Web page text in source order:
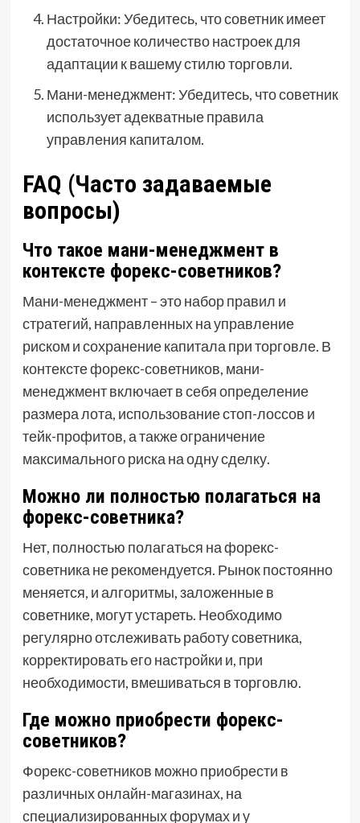
Настройки: Убедитесь, что советник имеет
достаточное количество настроек для
адаптации к вашему стилю торговли.
Мани-менеджмент: Убедитесь, что советник
использует адекватные правила
управления капиталом.
FAQ (Часто задаваемые
вопросы)
Что такое мани-менеджмент в
контексте форекс-советников?
Мани-менеджмент – это набор правил и
стратегий, направленных на управление
риском и сохранение капитала при торговле. В
контексте форекс-советников, мани-
менеджмент включает в себя определение
размера лота, использование стоп-лоссов и
тейк-профитов, а также ограничение
максимального риска на одну сделку.
Можно ли полностью полагаться на
форекс-советника?
Нет, полностью полагаться на форекс-
советника не рекомендуется. Рынок постоянно
меняется, и алгоритмы, заложенные в
советнике, могут устареть. Необходимо
регулярно отслеживать работу советника,
корректировать его настройки и, при
необходимости, вмешиваться в торговлю.
Где можно приобрести форекс-
советников?
Форекс-советников можно приобрести в
различных онлайн-магазинах, на
специализированных форумах и у